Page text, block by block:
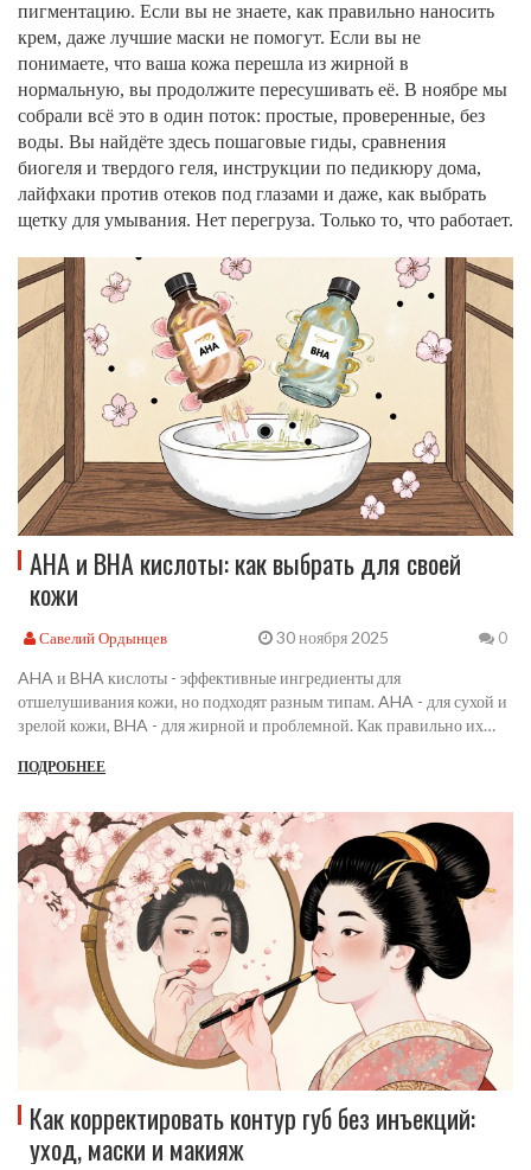
пигментацию. Если вы не знаете, как правильно наносить
крем, даже лучшие маски не помогут. Если вы не
понимаете, что ваша кожа перешла из жирной в
нормальную, вы продолжите пересушивать её. В ноябре мы
собрали всё это в один поток: простые, проверенные, без
воды. Вы найдёте здесь пошаговые гиды, сравнения
биогеля и твердого геля, инструкции по педикюру дома,
лайфхаки против отеков под глазами и даже, как выбрать
щетку для умывания. Нет перегруза. Только то, что работает.
AHA и BHA кислоты: как выбрать для своей
кожи
Савелий Ордынцев 30 ноября 2025 0
AHA и BHA кислоты - эффективные ингредиенты для
отшелушивания кожи, но подходят разным типам. AHA - для сухой и
зрелой кожи, BHA - для жирной и проблемной. Как правильно их
ПОДРОБНЕЕ
Как корректировать контур губ без инъекций:
уход, маски и макияж